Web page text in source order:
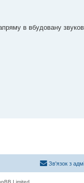
в вбудовану
Зв'язок з
Limited